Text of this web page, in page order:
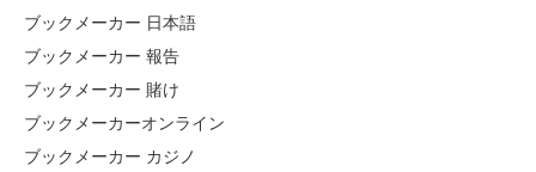
ブックメーカー 日本語
ブックメーカー 報告
ブックメーカー 賭け
ブックメーカーオンライン
ブックメーカー カジノ